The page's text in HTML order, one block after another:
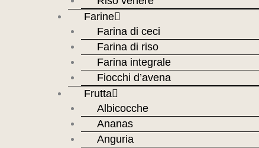
Farine
Farina di ceci
Farina di riso
Farina integrale
Fiocchi d’avena
Frutta
Albicocche
Ananas
Anguria